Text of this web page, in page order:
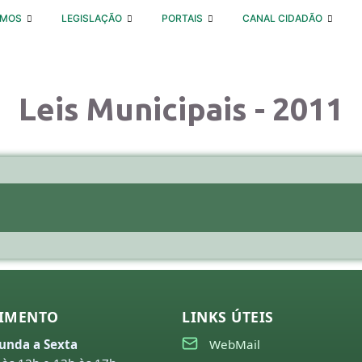
LEGISLAÇÃO PORTAIS CANAL CIDADÃO
Leis Municipais - 2011
a Sexta
LINKS ÚTEIS
WebMail